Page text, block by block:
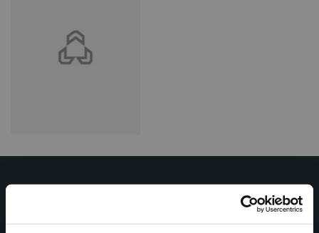
Studentlitteratur grundades 1963 och är idag Sveriges